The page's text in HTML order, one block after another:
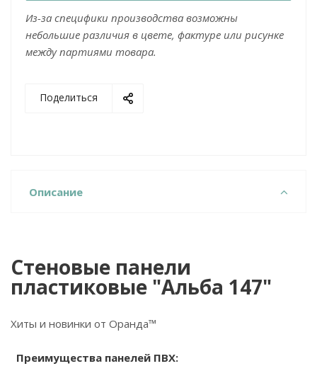
Из-за специфики производства возможны
небольшие различия в цвете, фактуре или рисунке
между партиями товара.
Поделиться
Описание
Стеновые панели
пластиковые "Альба 147"
Хиты и новинки от Оранда™
Преимущества панелей ПВХ: